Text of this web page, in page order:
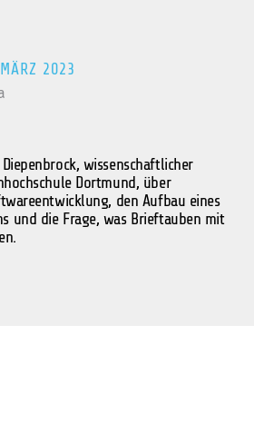
2023
wissenschaftlicher
Dortmund, über
den Aufbau eines
und die Frage, was Brieftauben mit